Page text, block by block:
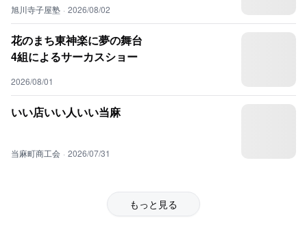
旭川寺子屋塾 · 2026/08/02
花のまち東神楽に夢の舞台
4組によるサーカスショー
2026/08/01
いい店いい人いい当麻
当麻町商工会 · 2026/07/31
もっと見る